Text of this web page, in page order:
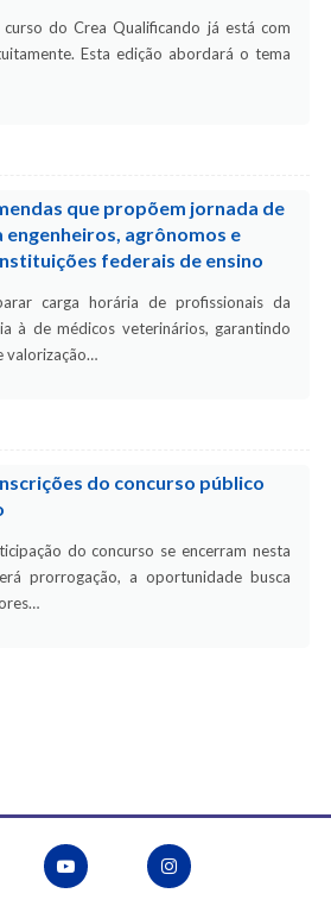
do Crea Qualificando já está com
Esta edição abordará o tema
que propõem jornada de
engenheiros, agrônomos e
federais de ensino
carga horária de profissionais da
à de médicos veterinários, garantindo
valorização…
do concurso público
do concurso se encerram nesta
prorrogação, a oportunidade busca